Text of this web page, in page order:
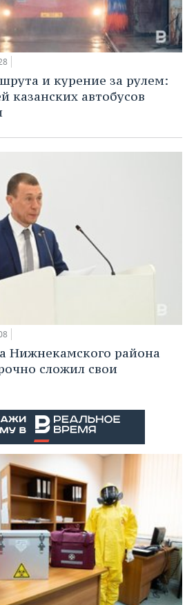
и курение за рулем:
казанских автобусов
Нижнекамского района
сложил свои